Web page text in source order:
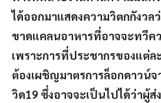
ได้ออกมาแสดงความวิตกกังวล
ขาดแคลนอาหารที่อาจจะทวีค
เพราะการที่ประชากรของแต่ล
ต้องเผชิญมาตรการล็อกดาวน์จ
วิด19 ซึ่งอาจจะเป็นไปได้ว่าผู้ส่